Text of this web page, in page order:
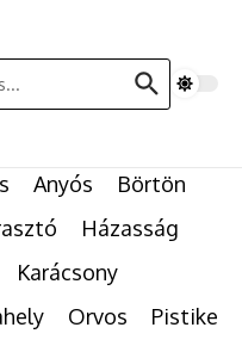
Anyós
Börtön
Házasság
Karácsony
Orvos
Pistike